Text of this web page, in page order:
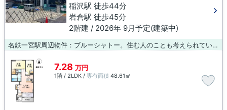
稲沢駅 徒歩44分
岩倉駅 徒歩45分
2階建 / 2026年 9月予定(建築中)
名鉄一宮駅周辺物件：ブルーシャトー。住む人のことも考えられている満足度の高いアパートです。お部屋の情報から周辺地域の情報までお任せください。当社では、地域に詳しい熟練スタッフが一宮市や名鉄一宮付近でのお部屋探しをサポート致します。
7.28 万円
1階 / 2LDK / 専有面積 48.61㎡